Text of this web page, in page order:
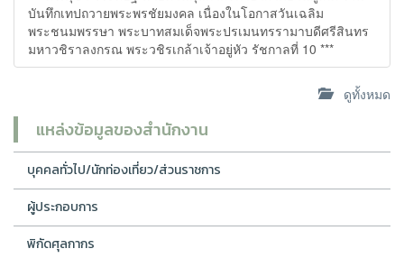
บันทึกเทปถวายพระพรชัยมงคล เนื่องในโอกาสวันเฉลิม
พระชนมพรรษา พระบาทสมเด็จพระปรเมนทรรามาบดีศรีสินทร
มหาวชิราลงกรณ พระวชิรเกล้าเจ้าอยู่หัว รัชกาลที่ 10 ***
ดูทั้งหมด
แหล่งข้อมูลของสำนักงาน
บุคคลทั่วไป/นักท่องเที่ยว/ส่วนราชการ
ผู้ประกอบการ
พิกัดศุลกากร